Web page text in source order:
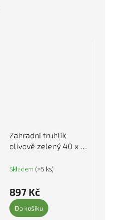
Zahradní truhlík
olivově zelený 40 x 40
Skladem (>5 ks)
897 Kč
Do košíku